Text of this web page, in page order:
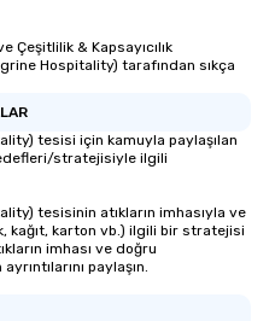
Çeşitlilik & Kapsayıcılık
Hospitality) tarafından sıkça
tesisi için kamuyla paylaşılan
stratejisiyle ilgili
tesisinin atıkların imhasıyla ve
kağıt, karton vb.) ilgili bir stratejisi
imhası ve doğru
paylaşın.